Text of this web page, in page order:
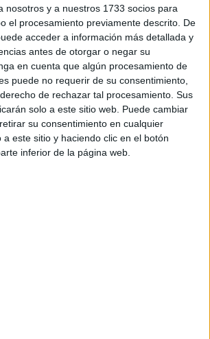
nosotros y a nuestros 1733 socios para
el procesamiento previamente descrito. De
acceder a información más detallada y
antes de otorgar o negar su
en cuenta que algún procesamiento de
puede no requerir de su consentimiento,
de rechazar tal procesamiento. Sus
solo a este sitio web. Puede cambiar
su consentimiento en cualquier
a este sitio y haciendo clic en el botón
inferior de la página web.